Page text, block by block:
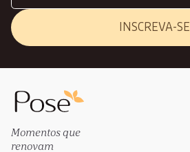
INSCREVA-SE
Momentos que
renovam